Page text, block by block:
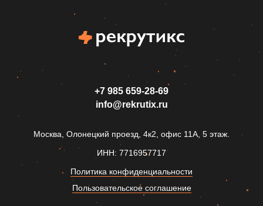
+7 985 659‑28-69
info@rekrutix.ru
Москва, Олонецкий проезд, 4к2, офис 11А, 5 этаж.
ИНН: 7716957717
Политика конфиденциальности
Пользовательское соглашение